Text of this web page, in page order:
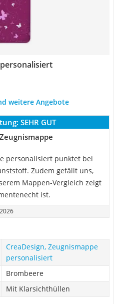
weitere Angebote
SEHR GUT
personalisiert punktet bei
Zudem gefällt uns,
Mappen-Vergleich zeigt
ist.
CreaDesign, Zeugnismappe
personalisiert
Brombeere
Mit Klarsichthüllen